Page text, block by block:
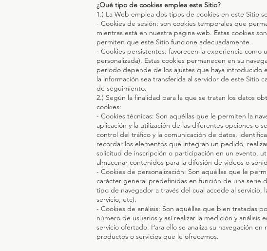
¿Qué tipo de cookies emplea este Sitio?
1.) La Web emplea dos tipos de cookies en este Sitio
- Cookies de sesión: son cookies temporales que
mientras está en nuestra página web. Estas cookies
permiten que este Sitio funcione adecuadamente.
- Cookies persistentes: favorecen la experiencia como
personalizada). Estas cookies permanecen en su
periodo depende de los ajustes que haya introducido
la información sea transferida al servidor de este Sitio
de seguimiento.
2.) Según la finalidad para la que se tratan los datos
cookies:
- Cookies técnicas: Son aquéllas que le permiten la
aplicación y la utilización de las diferentes opciones o
control del tráfico y la comunicación de datos,
recordar los elementos que integran un pedido,
solicitud de inscripción o participación en un evento,
almacenar contenidos para la difusión de videos o
- Cookies de personalización: Son aquéllas que le
carácter general predefinidas en función de una serie
tipo de navegador a través del cual accede al
servicio, etc).
- Cookies de análisis: Son aquéllas que bien tratadas
número de usuarios y así realizar la medición y
servicio ofertado. Para ello se analiza su navegación
productos o servicios que le ofrecemos.